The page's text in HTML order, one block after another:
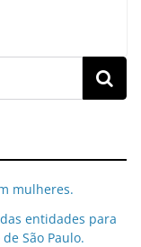
mulheres.
entidades para
São Paulo.